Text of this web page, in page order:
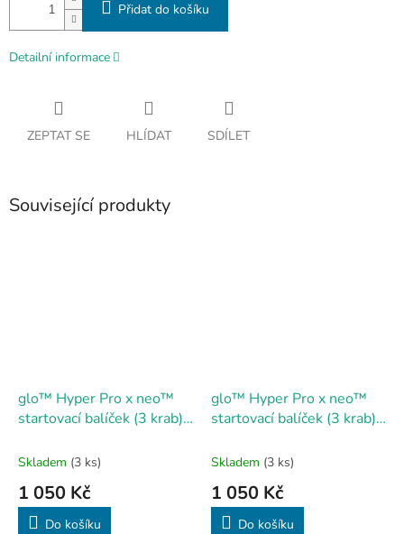
Přidat do košíku
Detailní informace
ZEPTAT SE HLÍDAT SDÍLET
Související produkty
glo™ Hyper Pro x neo™
startovací balíček (3 krab)
Skladem (3 ks)
1 050 Kč
Do košíku
glo™ Hyper Pro x neo™
startovací balíček (3 krab) -
Skladem (3 ks)
1 050 Kč
Do košíku